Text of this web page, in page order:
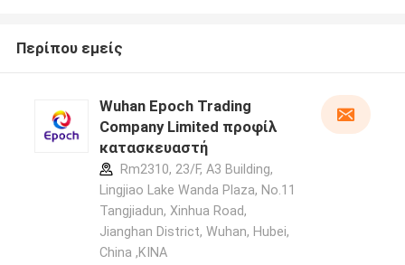
Περίπου εμείς
Wuhan Epoch Trading
Company Limited προφίλ
κατασκευαστή
Rm2310, 23/F, A3 Building,
Lingjiao Lake Wanda Plaza, No.11
Tangjiadun, Xinhua Road,
Jianghan District, Wuhan, Hubei,
China ,ΚΙΝΑ